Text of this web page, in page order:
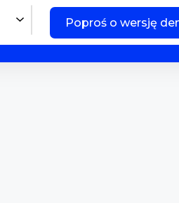
Poproś o wersję